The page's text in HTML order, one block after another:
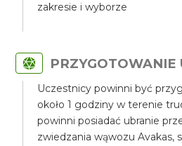
zakresie i wyborze
PRZYGOTOWANIE
Uczestnicy powinni być
około 1 godziny w terenie
powinni posiadać ubranie
zwiedzania wąwozu Avakas,